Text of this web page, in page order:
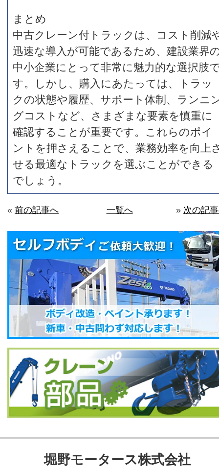
まとめ
中古クレーン付トラックは、コスト削減
迅速な導入が可能であるため、建設業界
中小企業にとって非常に魅力的な選択肢
す。しかし、購入にあたっては、トラッ
クの状態や履歴、サポート体制、ランニ
グコストなど、さまざまな要素を慎重に
確認することが重要です。これらのポイ
ントを押さえることで、業務効率を向上
せる最適なトラックを選ぶことができる
でしょう。
« 前の記事へ 一覧へ » 次の記
堀野モータース株式会社